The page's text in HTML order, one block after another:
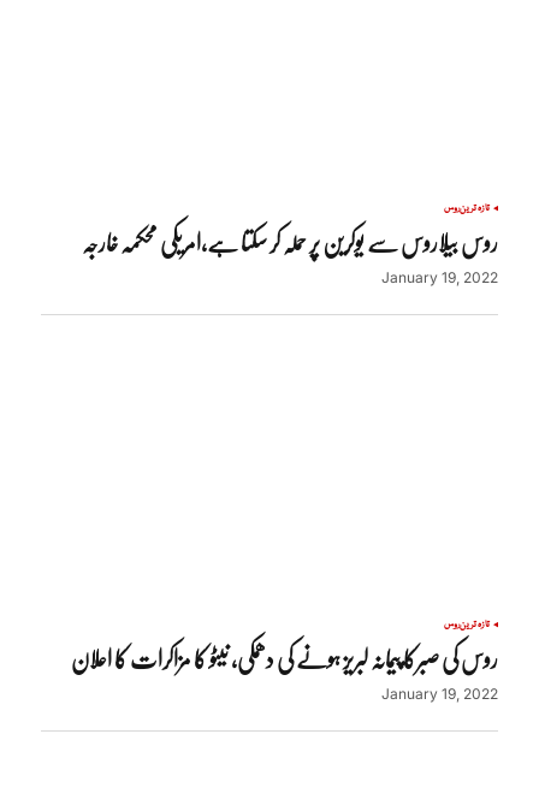
تازہ ترینروس
روس بیلاروس سے یوکرین پر حملہ کر سکتا ہے،امریکی محکمہ خارجہ
January 19, 2022
تازہ ترینروس
روس کی صبرکا پیمانہ لبریز ہونے کی دھمکی، نیٹو کا مزاکرات کا اعلان
January 19, 2022